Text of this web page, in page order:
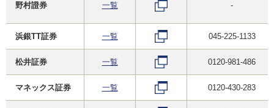
野村證券 一覧 -
浜銀TT証券 一覧 045-225-1133
松井証券 一覧 0120-981-486
マネックス証券 一覧 0120-430-283